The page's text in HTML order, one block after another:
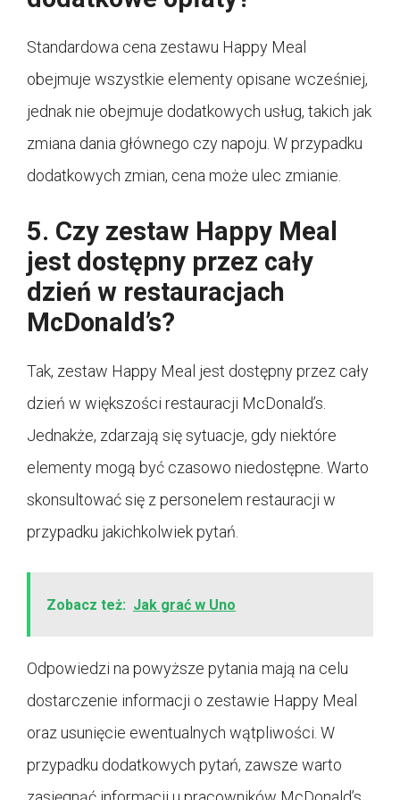
Standardowa cena zestawu Happy Meal
obejmuje wszystkie elementy opisane wcześniej,
jednak nie obejmuje dodatkowych usług, takich jak
zmiana dania głównego czy napoju. W przypadku
dodatkowych zmian, cena może ulec zmianie.
5. Czy zestaw Happy Meal
jest dostępny przez cały
dzień w restauracjach
McDonald’s?
Tak, zestaw Happy Meal jest dostępny przez cały
dzień w większości restauracji McDonald’s.
Jednakże, zdarzają się sytuacje, gdy niektóre
elementy mogą być czasowo niedostępne. Warto
skonsultować się z personelem restauracji w
przypadku jakichkolwiek pytań.
Zobacz też: Jak grać w Uno
Odpowiedzi na powyższe pytania mają na celu
dostarczenie informacji o zestawie Happy Meal
oraz usunięcie ewentualnych wątpliwości. W
przypadku dodatkowych pytań, zawsze warto